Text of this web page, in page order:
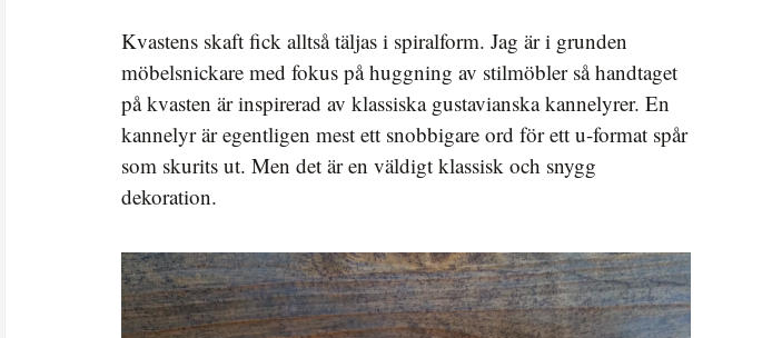
Kvastens skaft fick alltså täljas i spiralform. Jag är i grunden
möbelsnickare med fokus på huggning av stilmöbler så handtaget
på kvasten är inspirerad av klassiska gustavianska kannelyrer. En
kannelyr är egentligen mest ett snobbigare ord för ett u-format spår
som skurits ut. Men det är en väldigt klassisk och snygg
dekoration.